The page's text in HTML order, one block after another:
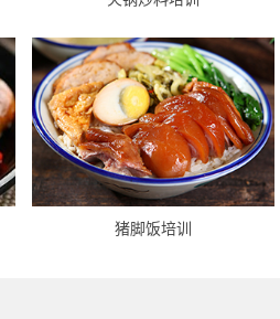
猪脚饭培训